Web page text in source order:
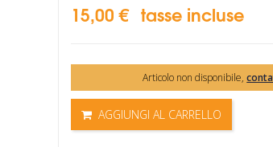
15,00 € tasse incluse
Articolo non disponibile,
AGGIUNGI AL CARRELLO